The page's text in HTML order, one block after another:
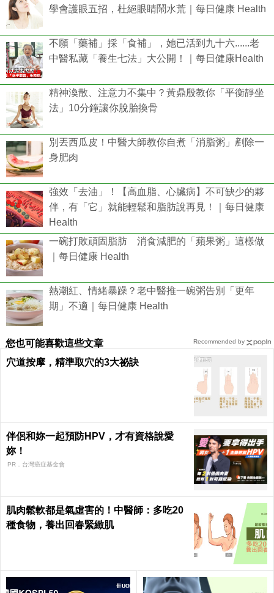
學會護眼五招，杜絕眼睛鬧水荒｜每日健康 Health
不願「藥補」採「食補」，她已活到九十六......老
中醫私藏「養生七法」大公開！｜每日健康Health
精神渙散、注意力不集中？黃鼎殷教你「平衡靜坐
法」10分鐘讓你脫胎換骨
別丟西瓜皮！中醫大師教你自煮「消脂粥」剷除一
身肥肉
強效「去油」！【高血脂、心臟病】不可缺少的夥
伴，有「它」就能輕鬆和脂肪說再見！｜每日健康
Health
一碗打敗頑固脂肪 消食減肥的「蘋果粥」這樣做
｜每日健康 Health
熱潮紅、情緒暴躁？老中醫推一碗粥告別「更年
期」不適｜每日健康 Health
您也可能喜歡這些文章
穴道按摩，精準取穴的3大祕訣
伴侶和妳一起預防HPV，才有資格說愛
妳！
PR．台灣癌症基金會
肌肉鬆軟都是氣虛害的！中醫師：多吃20
種食物，養出回春緊緻肌
Recommended by